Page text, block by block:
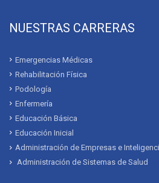
NUESTRAS CARRERAS
Emergencias Médicas
Rehabilitación Física
Podología
Enfermería
Educación Básica
Educación Inicial
Administración de Empresas e
Administración de Sistemas de Salud